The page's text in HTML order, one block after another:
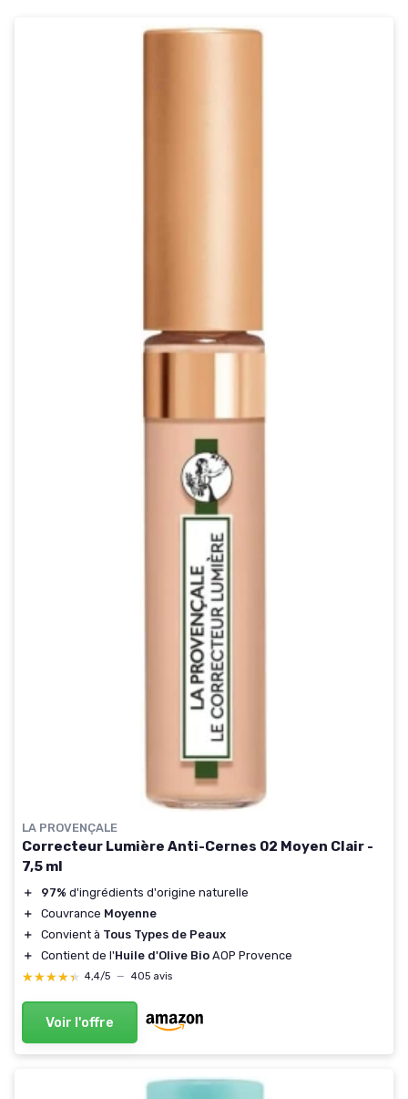
LA PROVENÇALE
Correcteur Lumière Anti-Cernes 02 Moyen Clair -
7,5 ml
＋ 97% d'ingrédients d'origine naturelle
＋
Couvrance Moyenne
＋
Convient à Tous Types de Peaux
＋
Contient de l'Huile d'Olive Bio AOP Provence
★★★★★
★★★★★ 4,4/5 — 405 avis
Voir l'offre